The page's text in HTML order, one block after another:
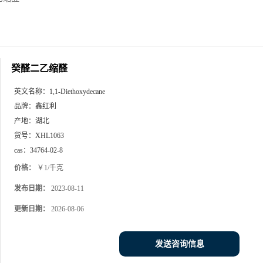
癸醛二乙缩醛
英文名称： 1,1-Diethoxydecane
品牌： 鑫红利
产地： 湖北
货号： XHL1063
cas： 34764-02-8
价格： ￥1/千克
发布日期： 2023-08-11
更新日期： 2026-08-06
发送咨询信息